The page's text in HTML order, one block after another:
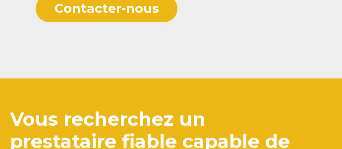
Contacter-nous
Vous recherchez un
prestataire fiable capable de